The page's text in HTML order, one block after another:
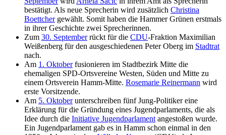
bestätigt. Als neue Sprecherin wird zusätzlich Christina
Boettchergewählt. Somit haben die Hammer Grünen erstmals
in ihrer Geschichte zwei Sprecherinnen.
Zum 30. Septemberrückt für die CDU-Fraktion Maximilian
Weißenberg für den ausgeschiedenen Peter Oberg im Stadtrat
nach.
Am 1. Oktoberfusionieren im Stadtbezirk Mitte die
ehemaligen SPD-Ortsvereine Westen, Süden und Mitte zu
einem Ortsverein Hamm-Mitte. Rosemarie Reinermann wird
erste Vorsitzende.
Am 5. Oktoberunterschreiben fünf Jung-Politiker eine
Erklärung für die Gründung eines Jugendparlaments, die als
Idee durch die Initiative Jugendparlament angestoßen wurde.
Ein Jugendparlament gab es in Hamm schon einmal in den